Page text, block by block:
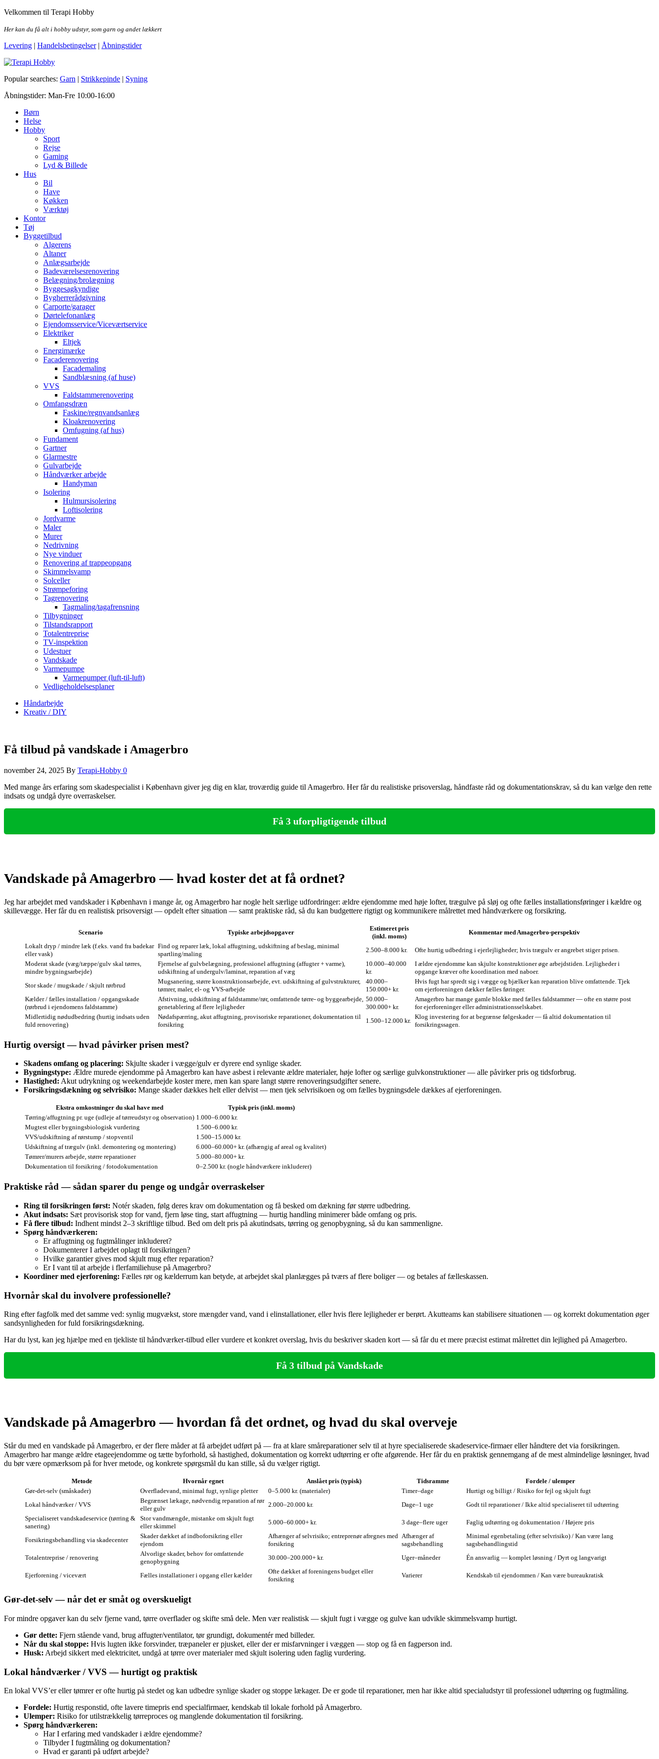
Skip
the
Velkommen til Terapi Hobby
Her kan du få alt i hobby udstyr, som garn og andet lækkert
Levering | Handelsbetingelser| Åbningstider
Terapi Hobby
Popular searches: Garn | Strikkepinde | Syning
Åbningstider: Man-Fre 10:00-16:00
Børn
Helse
Hobby
Sport
Rejse
Gaming
Lyd & Billede
Hus
Bil
Have
Køkken
Værktøj
Kontor
Tøj
Byggetilbud
Algerens
Altaner
Anlægsarbejde
Badeværelsesrenovering
Belægning/brolægning
Byggesagkyndige
Bygherrerådgivning
Carporte/garager
Dørtelefonanlæg
Ejendomsservice/Viceværtservice
Elektriker
Eltjek
Energimærke
Facaderenovering
Facademaling
Sandblæsning (af huse)
VVS
Faldstammerenovering
Omfangsdræn
Faskine/regnvandsanlæg
Kloakrenovering
Omfugning (af hus)
Fundament
Gartner
Glarmestre
Gulvarbejde
Håndværker arbejde
Handyman
Isolering
Hulmursisolering
Loftisolering
Jordvarme
Maler
Murer
Nedrivning
Nye vinduer
Renovering af trappeopgang
Skimmelsvamp
Solceller
Strømpeforing
Tagrenovering
Tagmaling/tagafrensning
Tilbygninger
Tilstandsrapport
Totalentreprise
TV-inspektion
Udestuer
Vandskade
Varmepumpe
Varmepumper (luft-til-luft)
Vedligeholdelsesplaner
Håndarbejde
Kreativ / DIY
Få tilbud på vandskade i Amagerbro
november 24, 2025 By Terapi-Hobby 0
Med mange års erfaring som skadespecialist i København giver jeg dig en klar, troværdig guide til Amagerbro. Her får du realistiske prisoverslag, håndfaste råd og dokumentationskrav, så du kan vælge den rette
indsats og undgå dyre overraskelser.
Få 3 uforpligtigende tilbud
Vandskade på Amagerbro — hvad koster det at få ordnet?
Jeg har arbejdet med vandskader i København i mange år, og Amagerbro har nogle helt særlige udfordringer: ældre ejendomme med høje lofter, trægulve på sløj og ofte fælles installationsføringer i kældre og
skillevægge. Her får du en realistisk prisoversigt — opdelt efter situation — samt praktiske råd, så du kan budgettere rigtigt og kommunikere målrettet med håndværkere og forsikring.
Scenario Typiske arbejdsopgaver
Estimeret pris
(inkl. moms)
Kommentar med Amagerbro‑perspektiv
Lokalt dryp / mindre læk (f.eks. vand fra badekar
eller vask)
Find og reparer læk, lokal affugtning, udskiftning af beslag, minimal
spartling/maling
2.500–8.000 kr.
Ofte hurtig udbedring i ejerlejligheder; hvis trægulv er angrebet stiger prisen.
Moderat skade (væg/tæppe/gulv skal tørres,
mindre bygningsarbejde)
Fjernelse af gulvbelægning, professionel affugtning (affugter + varme),
udskiftning af undergulv/laminat, reparation af væg
10.000–40.000
kr.
I ældre ejendomme kan skjulte konstruktioner øge arbejdstiden. Lejligheder i
opgange kræver ofte koordination med naboer.
Stor skade / mugskade / skjult rørbrud
Mug­sanering, større konstruk­tionsarbejde, evt. udskiftning af gulvstrukturer,
tømrer, maler, el‑ og VVS‑arbejde
40.000–
150.000+ kr.
Hvis fugt har spredt sig i vægge og bjælker kan reparation blive omfattende. Tjek
om ejerforeningen dækker fælles føringer.
Kælder / fælles installation / opgangsskade
(rørbrud i ejendomens faldstamme)
Afstivning, udskiftning af faldstamme/rør, omfattende tørre‑ og byggearbejde,
genetablering af flere lejligheder
50.000–
300.000+ kr.
Amagerbro har mange gamle blokke med fælles faldstammer — ofte en større post
for ejerforeninger eller administrationsselskabet.
Midlertidig nødudbedring (hurtig indsats uden
fuld renovering)
Nødafspærring, akut affugtning, provisoriske reparationer, dokumentation til
forsikring
1.500–12.000 kr.
Klog investering for at begrænse følgeskader — få altid dokumentation til
forsikringssagen.
Hurtig oversigt — hvad påvirker prisen mest?
Skadens omfang og placering: Skjulte skader i vægge/gulv er dyrere end synlige skader.
Bygningstype: Ældre murede ejendomme på Amagerbro kan have asbest i relevante ældre materialer, høje lofter og særlige gulvkonstruktioner — alle påvirker pris og tidsforbrug.
Hastighed: Akut udrykning og weekendarbejde koster mere, men kan spare langt større renoveringsudgifter senere.
Forsikringsdækning og selvrisiko: Mange skader dækkes helt eller delvist — men tjek selvrisikoen og om fælles bygningsdele dækkes af ejerforeningen.
Ekstra omkostninger du skal have med
Typisk pris (inkl. moms)
Tørring/affugtning pr. uge (udleje af tørreudstyr og observation) 1.000–6.000 kr.
Mugtest eller bygningsbiologisk vurdering
1.500–6.000 kr.
VVS/udskiftning af rørstump / stopventil
1.500–15.000 kr.
Udskiftning af trægulv (inkl. demontering og montering)
6.000–60.000+ kr. (afhængig af areal og kvalitet)
Tømrer/murers arbejde, større reparationer
5.000–80.000+ kr.
Dokumentation til forsikring / fotodokumentation
0–2.500 kr. (nogle håndværkere inkluderer)
Praktiske råd — sådan sparer du penge og undgår overraskelser
Ring til forsikringen først: Notér skaden, følg deres krav om dokumentation og få besked om dækning før større udbedring.
Akut indsats: Sæt provisorisk stop for vand, fjern løse ting, start affugtning — hurtig handling minimerer både omfang og pris.
Få flere tilbud: Indhent mindst 2–3 skriftlige tilbud. Bed om delt pris på akutindsats, tørring og genopbygning, så du kan sammenligne.
Spørg håndværkeren:
Er affugtning og fugtmålinger inkluderet?
Dokumenterer I arbejdet oplagt til forsikringen?
Hvilke garantier gives mod skjult mug efter reparation?
Er I vant til at arbejde i flerfamiliehuse på Amagerbro?
Koordiner med ejerforening: Fælles rør og kælderrum kan betyde, at arbejdet skal planlægges på tværs af flere boliger — og betales af fælleskassen.
Hvornår skal du involvere professionelle?
Ring efter fagfolk med det samme ved: synlig mugvækst, store mængder vand, vand i elinstallationer, eller hvis flere lejligheder er berørt. Akutteams kan stabilisere situationen — og korrekt dokumentation øger
sandsynligheden for fuld forsikringsdækning.
Har du lyst, kan jeg hjælpe med en tjekliste til håndværker‑tilbud eller vurdere et konkret overslag, hvis du beskriver skaden kort — så får du et mere præcist estimat målrettet din lejlighed på Amagerbro.
Få 3 tilbud på Vandskade
Vandskade på Amagerbro — hvordan få det ordnet, og hvad du skal overveje
Står du med en vandskade på Amagerbro, er der flere måder at få arbejdet udført på — fra at klare småreparationer selv til at hyre specialiserede skadeservice-firmaer eller håndtere det via forsikringen.
Amagerbro har mange ældre etageejendomme og tætte byforhold, så hastighed, dokumentation og korrekt udtørring er ofte afgørende. Her får du en praktisk gennemgang af de mest almindelige løsninger, hvad
du bør være opmærksom på for hver metode, og konkrete spørgsmål du kan stille, så du vælger rigtigt.
Metode Hvornår egnet Anslået pris (typisk) Tidsramme
Fordele / ulemper
Gør‑det‑selv (småskader)
Overfladevand, minimal fugt, synlige pletter 0–5.000 kr. (materialer) Timer–dage
Hurtigt og billigt / Risiko for fejl og skjult fugt
Lokal håndværker / VVS
Begrænset lækage, nødvendig reparation af rør
eller gulv
2.000–20.000 kr. Dage–1 uge
Godt til reparationer / Ikke altid specialiseret til udtørring
Specialiseret vandskadeservice (tørring &
sanering)
Stor vandmængde, mistanke om skjult fugt
eller skimmel
5.000–60.000+ kr. 3 dage–flere uger Faglig udtørring og dokumentation / Højere pris
Forsikringsbehandling via skadecenter
Skader dækket af indboforsikring eller
ejendom
Afhænger af selvrisiko; entreprenør afregnes med
forsikring
Afhænger af
sagsbehandling
Minimal egenbetaling (efter selvrisiko) / Kan være lang
sagsbehandlingstid
Totalentreprise / renovering
Alvorlige skader, behov for omfattende
genopbygning
30.000–200.000+ kr. Uger–måneder Én ansvarlig — komplet løsning / Dyrt og langvarigt
Ejerforening / vicevært Fælles installationer i opgang eller kælder
Ofte dækket af foreningens budget eller
forsikring
Varierer Kendskab til ejendommen / Kan være bureaukratisk
Gør‑det‑selv — når det er småt og overskueligt
For mindre opgaver kan du selv fjerne vand, tørre overflader og skifte små dele. Men vær realistisk — skjult fugt i vægge og gulve kan udvikle skimmelsvamp hurtigt.
Gør dette: Fjern stående vand, brug affugter/ventilator, tør grundigt, dokumentér med billeder.
Når du skal stoppe: Hvis lugten ikke forsvinder, træpaneler er pjusket, eller der er misfarvninger i væggen — stop og få en fagperson ind.
Husk: Arbejd sikkert med elektricitet, undgå at tørre over materialer med skjult isolering uden faglig vurdering.
Lokal håndværker / VVS — hurtigt og praktisk
En lokal VVS’er eller tømrer er ofte hurtig på stedet og kan udbedre synlige skader og stoppe lækager. De er gode til reparationer, men har ikke altid specialudstyr til professionel udtørring og fugtmåling.
Fordele: Hurtig responstid, ofte lavere timepris end specialfirmaer, kendskab til lokale forhold på Amagerbro.
Ulemper: Risiko for utilstrækkelig tørreproces og manglende dokumentation til forsikring.
Spørg håndværkeren:
Har I erfaring med vandskader i ældre ejendomme?
Tilbyder I fugtmåling og dokumentation?
Hvad er garanti på udført arbejde?